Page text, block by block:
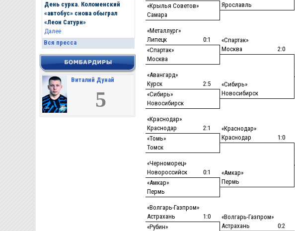
День сурка. Коломенский
«автобус» снова обыграл
«Леон Сатурн»
Далее
Вся пресса
Виталий Дунай
5
Ярославль
«Крылья Советов»
Самара
«Спартак»
Москва
2:0
«Металлург»
Липецк
0:1
«Спартак»
Москва
«Сибирь»
Новосибирск
«Авангард»
Курск
2:5
«Сибирь»
Новосибирск
«Краснодар»
Краснодар
1:0
«Краснодар»
Краснодар
2:1
«Томь»
Томск
«Амкар»
Пермь
«Черноморец»
Новороссийск
0:1
«Амкар»
Пермь
«Волгарь-Газпром»
Астрахань
0:2
«Волгарь-Газпром»
Астрахань
1:0
«Рубин»